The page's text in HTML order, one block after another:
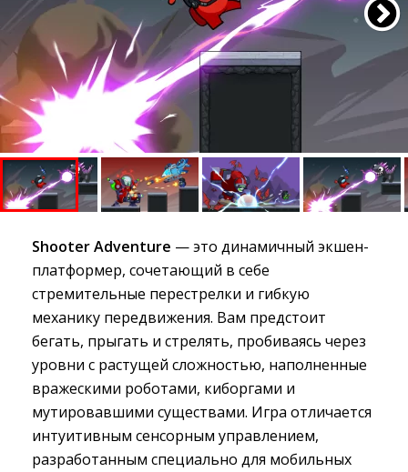
Shooter Adventure — это динамичный экшен-
платформер, сочетающий в себе
стремительные перестрелки и гибкую
механику передвижения. Вам предстоит
бегать, прыгать и стрелять, пробиваясь через
уровни с растущей сложностью, наполненные
вражескими роботами, киборгами и
мутировавшими существами. Игра отличается
интуитивным сенсорным управлением,
разработанным специально для мобильных